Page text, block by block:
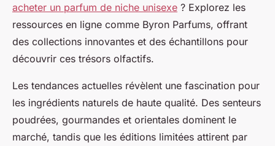
acheter un parfum de niche unisexe ? Explorez les
ressources en ligne comme Byron Parfums, offrant
des collections innovantes et des échantillons pour
découvrir ces trésors olfactifs.
Les tendances actuelles révèlent une fascination pour
les ingrédients naturels de haute qualité. Des senteurs
poudrées, gourmandes et orientales dominent le
marché, tandis que les éditions limitées attirent par